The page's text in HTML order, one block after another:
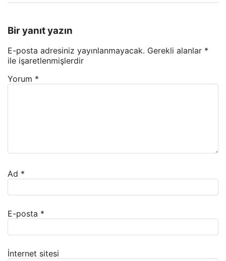
Bir yanıt yazın
E-posta adresiniz yayınlanmayacak. Gerekli alanlar *
ile işaretlenmişlerdir
Yorum *
Ad *
E-posta *
İnternet sitesi